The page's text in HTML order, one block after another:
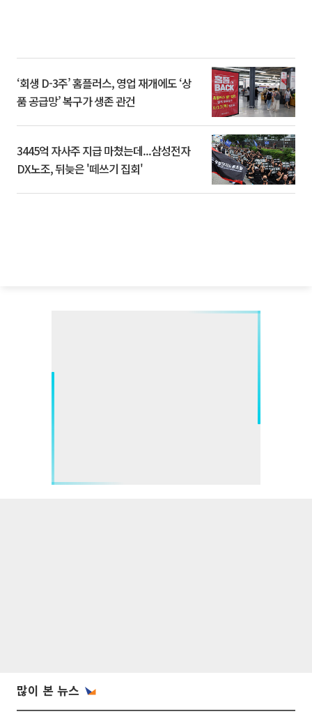
‘회생 D-3주’ 홈플러스, 영업 재개에도 ‘상
품 공급망’ 복구가 생존 관건
3445억 자사주 지급 마쳤는데...삼성전자
DX노조, 뒤늦은 '떼쓰기 집회'
많이 본 뉴스